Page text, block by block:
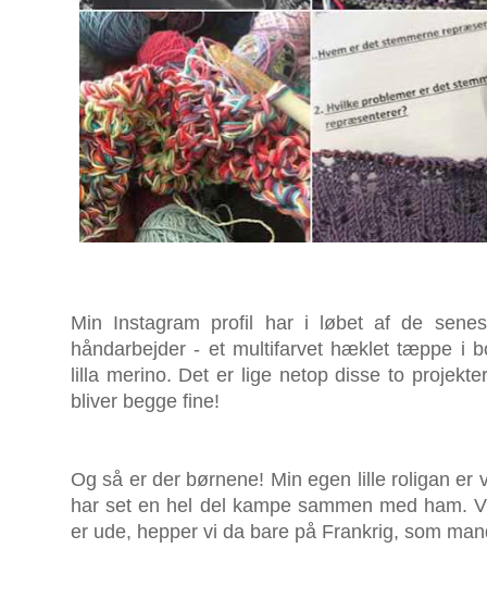
Min Instagram profil har i løbet af de
håndarbejder - et multifarvet hæklet tæppe i
lilla merino. Det er lige netop disse to
bliver begge fine!
Og så er der børnene! Min egen lille roligan
har set en hel del kampe sammen med ham.
er ude, hepper vi da bare på Frankrig, som